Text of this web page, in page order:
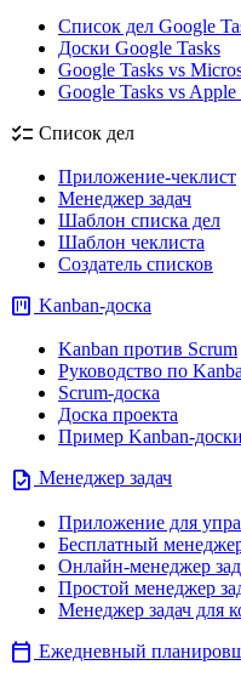
Список дел Google
Доски Google Tasks
Google Tasks vs
Google Tasks vs Apple
checklist Список дел
Приложение-чеклист
Менеджер задач
Шаблон списка дел
Шаблон чеклиста
Создатель списков
view_kanban Kanban-доска
Kanban против Scrum
Руководство по
Scrum-доска
Доска проекта
Пример Kanban-доски
task Менеджер задач
Приложение для
Бесплатный
Онлайн-менеджер
Простой менеджер
Менеджер задач для
calendar_today Ежедневный